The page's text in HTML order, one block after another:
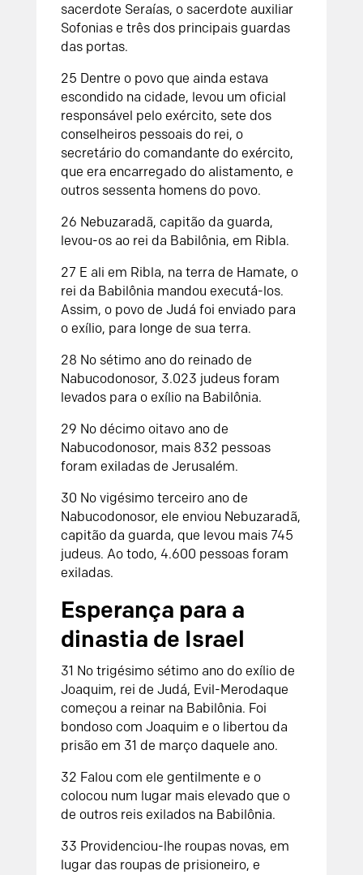
sacerdote Seraías, o sacerdote auxiliar
Sofonias e três dos principais guardas
das portas.
25 Dentre o povo que ainda estava
escondido na cidade, levou um oficial
responsável pelo exército, sete dos
conselheiros pessoais do rei, o
secretário do comandante do exército,
que era encarregado do alistamento, e
outros sessenta homens do povo.
26 Nebuzaradã, capitão da guarda,
levou-os ao rei da Babilônia, em Ribla.
27 E ali em Ribla, na terra de Hamate, o
rei da Babilônia mandou executá-los.
Assim, o povo de Judá foi enviado para
o exílio, para longe de sua terra.
28 No sétimo ano do reinado de
Nabucodonosor, 3.023 judeus foram
levados para o exílio na Babilônia.
29 No décimo oitavo ano de
Nabucodonosor, mais 832 pessoas
foram exiladas de Jerusalém.
30 No vigésimo terceiro ano de
Nabucodonosor, ele enviou Nebuzaradã,
capitão da guarda, que levou mais 745
judeus. Ao todo, 4.600 pessoas foram
exiladas.
Esperança para a
dinastia de Israel
31 No trigésimo sétimo ano do exílio de
Joaquim, rei de Judá, Evil-Merodaque
começou a reinar na Babilônia. Foi
bondoso com Joaquim e o libertou da
prisão em 31 de março daquele ano.
32 Falou com ele gentilmente e o
colocou num lugar mais elevado que o
de outros reis exilados na Babilônia.
33 Providenciou-lhe roupas novas, em
lugar das roupas de prisioneiro, e